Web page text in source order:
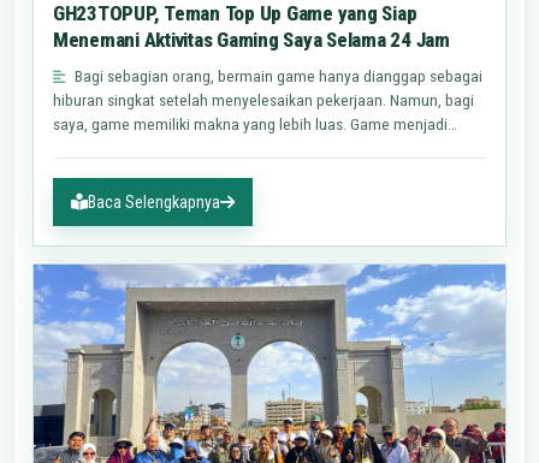
GH23TOPUP, Teman Top Up Game yang Siap
Menemani Aktivitas Gaming Saya Selama 24 Jam
Bagi sebagian orang, bermain game hanya dianggap sebagai
hiburan singkat setelah menyelesaikan pekerjaan. Namun, bagi
saya, game memiliki makna yang lebih luas. Game menjadi
Baca Selengkapnya